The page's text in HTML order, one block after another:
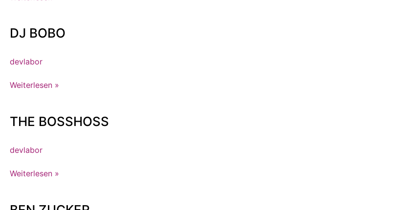
DJ BOBO
devlabor
DJ
Weiterlesen »
THE BOSSHOSS
devlabor
THE
Weiterlesen »
BEN